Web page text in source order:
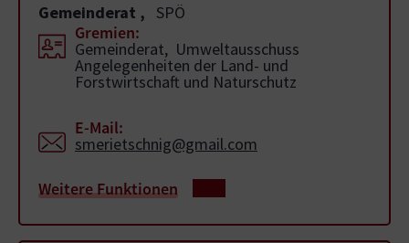
Gemeinderat ,
SPÖ
Gremien:
Gemeinderat, Umweltausschuss
Angelegenheiten der Land- und
Forstwirtschaft und Naturschutz
E-Mail:
smerietschnig@gmail.com
Weitere Funktionen